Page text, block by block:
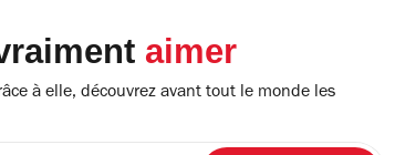
aimer
à elle, découvrez avant tout le monde les